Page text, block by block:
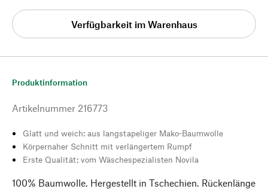
Verfügbarkeit im Warenhaus
Produktinformation
Artikelnummer 216773
Glatt und weich: aus langstapeliger Mako-Baumwolle
Körpernaher Schnitt mit verlängertem Rumpf
Erste Qualität: vom Wäschespezialisten Novila
100% Baumwolle. Hergestellt in Tschechien. Rückenlänge